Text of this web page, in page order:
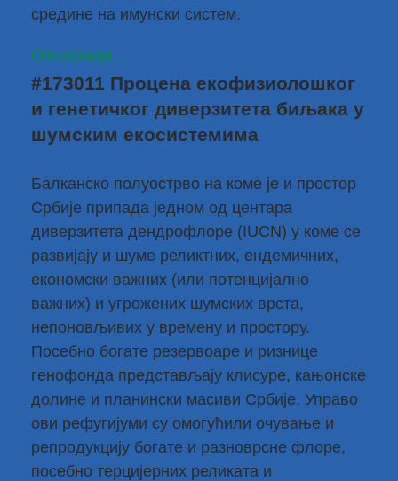
средине на имунски систем.
Опширније...
#173011 Процена екофизиолошког
и генетичког диверзитета биљака у
шумским екосистемима
Балканско полуострво на коме је и простор
Србије припада једном од центара
диверзитета дендрофлоре (IUCN) у коме се
развијају и шуме реликтних, ендемичних,
економски важних (или потенцијално
важних) и угрожених шумских врста,
непоновљивих у времену и простору.
Посебно богате резервоаре и ризнице
генофонда представљају клисуре, кањонске
долине и планински масиви Србије. Управо
ови рефугијуми су омогућили очување и
репродукцију богате и разноврсне флоре,
посебно терцијерних реликата и